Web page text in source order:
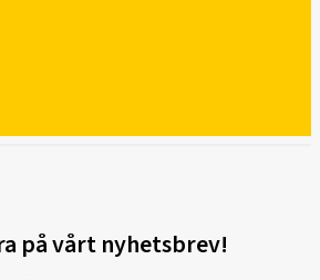
på vårt nyhetsbrev!